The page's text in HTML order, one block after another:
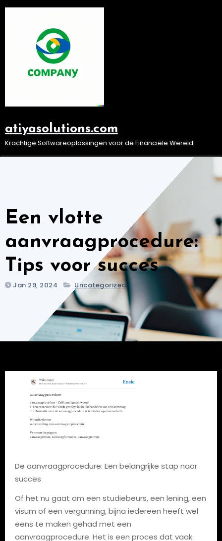
Ga
atiyasolutions.com
Krachtige Softwareoplossingen voor de Financiële Wereld
Een vlotte
aanvraagprocedure:
Tips voor succes
Jan 29, 2024 Uncategorized
De aanvraagprocedure: Een belangrijke stap naar
succes
Of het nu gaat om een studiebeurs, een lening, een
visum of een vergunning, bijna iedereen heeft wel
eens te maken gehad met een
aanvraagprocedure. Het is een proces dat vaak